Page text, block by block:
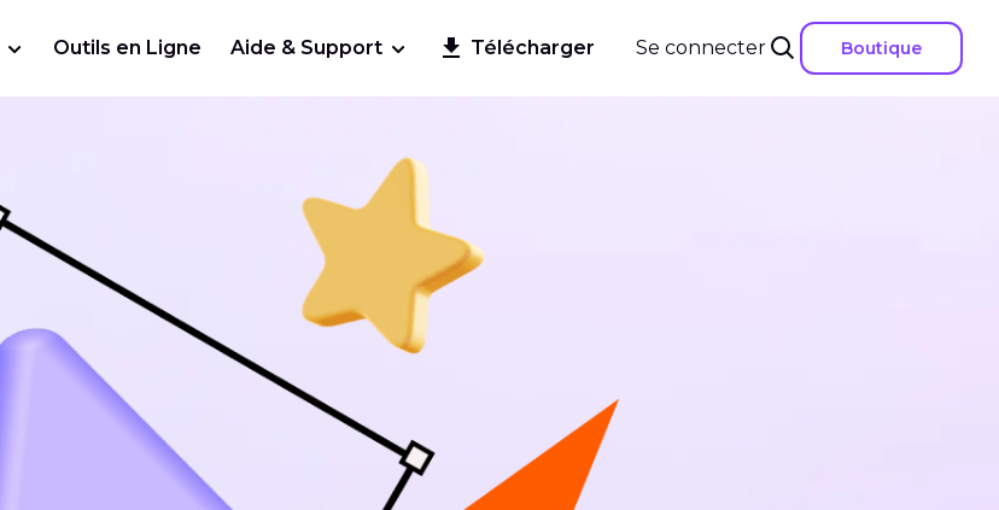
Se connecter Boutique
Outils en Ligne Aide & Support Télécharger